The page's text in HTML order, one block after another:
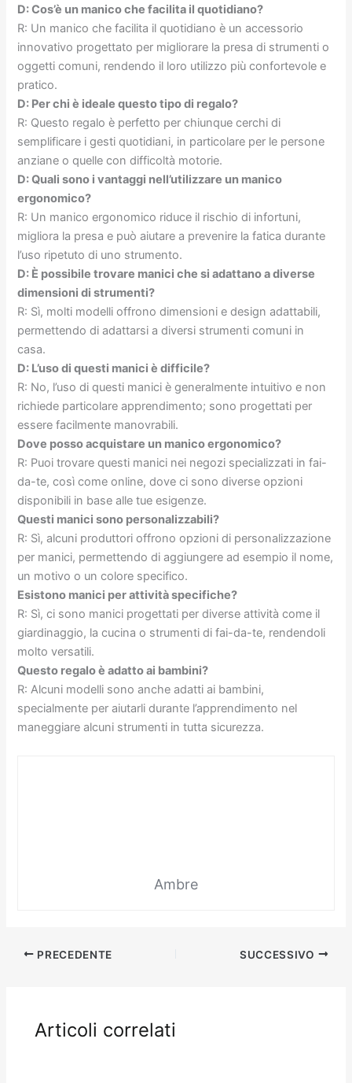
D: Cos’è un manico che facilita il quotidiano?
R: Un manico che facilita il quotidiano è un accessorio
innovativo progettato per migliorare la presa di strumenti o
oggetti comuni, rendendo il loro utilizzo più confortevole e
pratico.
D: Per chi è ideale questo tipo di regalo?
R: Questo regalo è perfetto per chiunque cerchi di
semplificare i gesti quotidiani, in particolare per le persone
anziane o quelle con difficoltà motorie.
D: Quali sono i vantaggi nell’utilizzare un manico
ergonomico?
R: Un manico ergonomico riduce il rischio di infortuni,
migliora la presa e può aiutare a prevenire la fatica durante
l’uso ripetuto di uno strumento.
D: È possibile trovare manici che si adattano a diverse
dimensioni di strumenti?
R: Sì, molti modelli offrono dimensioni e design adattabili,
permettendo di adattarsi a diversi strumenti comuni in
casa.
D: L’uso di questi manici è difficile?
R: No, l’uso di questi manici è generalmente intuitivo e non
richiede particolare apprendimento; sono progettati per
essere facilmente manovrabili.
Dove posso acquistare un manico ergonomico?
R: Puoi trovare questi manici nei negozi specializzati in fai-
da-te, così come online, dove ci sono diverse opzioni
disponibili in base alle tue esigenze.
Questi manici sono personalizzabili?
R: Sì, alcuni produttori offrono opzioni di personalizzazione
per manici, permettendo di aggiungere ad esempio il nome,
un motivo o un colore specifico.
Esistono manici per attività specifiche?
R: Sì, ci sono manici progettati per diverse attività come il
giardinaggio, la cucina o strumenti di fai-da-te, rendendoli
molto versatili.
Questo regalo è adatto ai bambini?
R: Alcuni modelli sono anche adatti ai bambini,
specialmente per aiutarli durante l’apprendimento nel
maneggiare alcuni strumenti in tutta sicurezza.
Ambre
PRECEDENTE SUCCESSIVO
Articoli correlati